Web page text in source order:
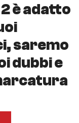
è adatto
saremo
dubbi e